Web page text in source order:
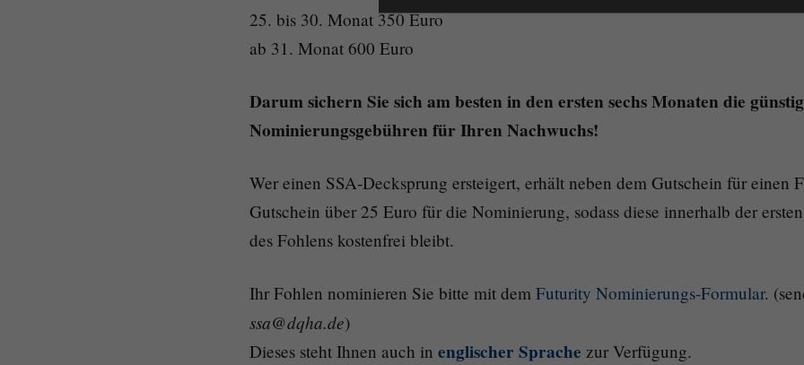
25. bis 30. Monat 350 Euro
ab 31. Monat 600 Euro
Darum sichern Sie sich am besten in den ersten sechs Monaten die
Nominierungsgebühren für Ihren Nachwuchs!
Wer einen SSA-Decksprung ersteigert, erhält neben dem Gutschein für einen
Gutschein über 25 Euro für die Nominierung, sodass diese innerhalb der
des Fohlens kostenfrei bleibt.
Ihr Fohlen nominieren Sie bitte mit dem Futurity Nominierungs-Formular.
ssa@dqha.de)
Dieses steht Ihnen auch in englischer Sprache zur Verfügung.